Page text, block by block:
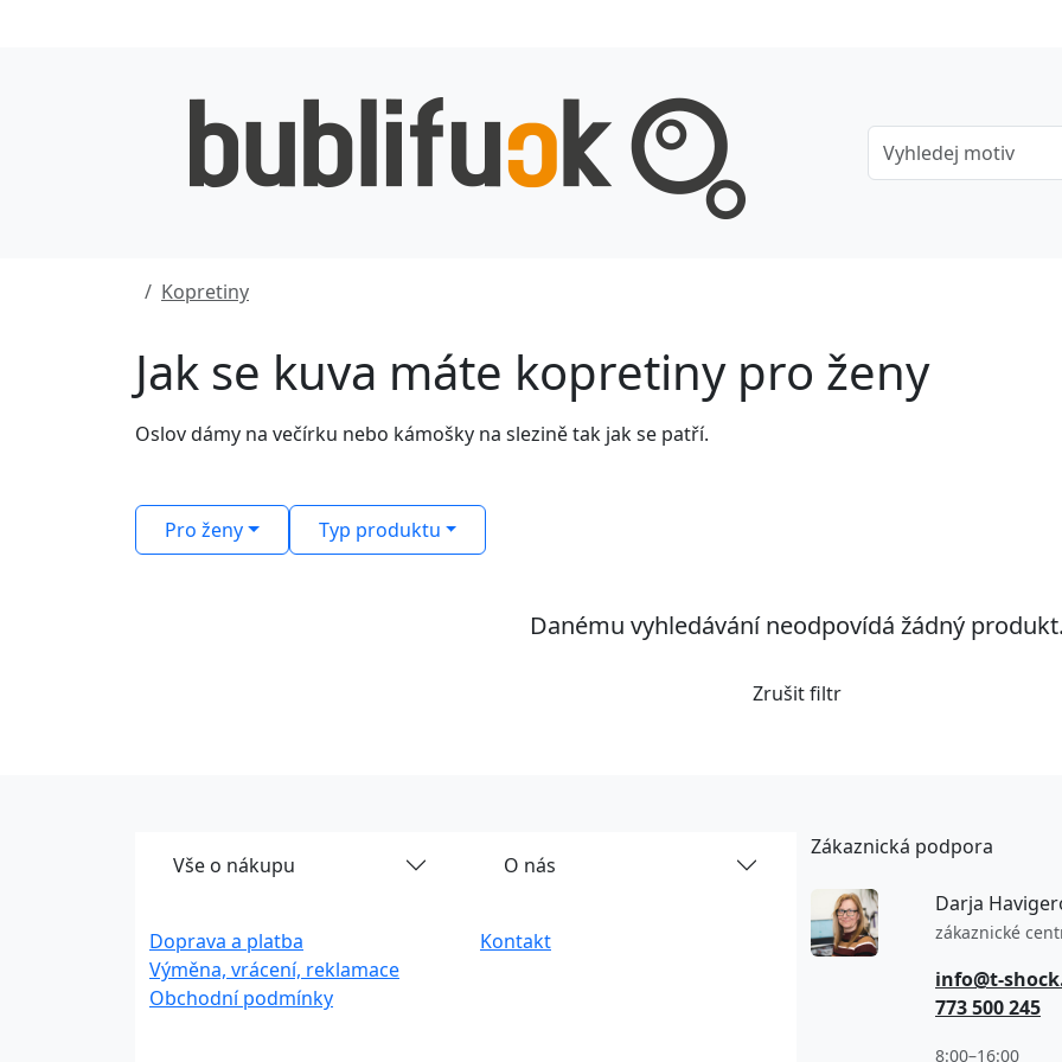
Kopretiny
Jak se kuva máte kopretiny pro ženy
Oslov dámy na večírku nebo kámošky na slezině tak jak se patří.
Pro ženy Typ produktu
Danému vyhledávání neodpovídá žádný produkt.
Zrušit filtr
Vše o nákupu
Doprava a platba
Výměna, vrácení, reklamace
Obchodní podmínky
O nás
Kontakt
Zákaznická podpora
Darja
zákaznické
info@t-
773 500 245
8:00–16:00